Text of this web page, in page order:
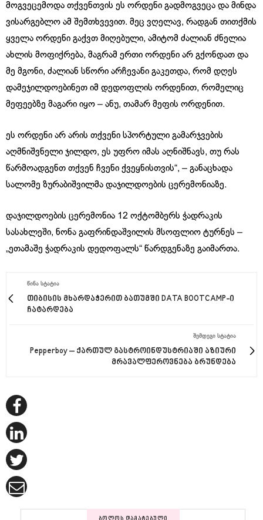
მოგვეცემოდა თქვენთვის ეს ორდენი გადმოგვეცა და მინდა
ვისარგებლო ამ შემთხვევით. მეც ვღელავ, რადგან თითქმის
ყველა ორდენი გაქვთ მიღებული, ამიტომ ძალიან ძნელია
ახლის მოფიქრება, მაგრამ ერთი ორდენი არ გქონდათ და
მე მგონი, ძალიან სწორი არჩევანი გაკეთდა, რომ დღეს
დამეჯილდოებინეთ იმ დედოფლის ორდენით, რომელიც
მეფეებზე მაგარი იყო – ანუ, თამარ მეფის ორდენით.
ეს ორდენი არ არის თქვენი სპორტული გამარჯვების
აღმნიშვნელი ჯილდო, ეს უფრო იმას აღნიშნავს, თუ რას
წარმოადგენთ თქვენ ჩვენი ქვეყნისთვის“, – განაცხადა
სალომე ზურაბიშვილმა დაჯილდოების ცერემონიაზე.
დაჯილდოების ცერემონია 12 ოქტომბერს ჭადრაკის
სასახლეში, ნონა გაფრინდაშვილის მსოფლიო ტურნეს –
„ეთამაშე ჭადრაკის დედოფალს“ წარდგენაზე გაიმართა.
ᲬᲘᲜᲐ ᲡᲢᲐᲢᲘᲐ
თიბისის მხარდაჭერით ბათუმში DATA BOOTCAMP-ი
ჩატარდება
ᲨᲔᲛᲓᲔᲒᲘ ᲡᲢᲐᲢᲘᲐ
Pepperboy – ქართულ გასტროინდუსტრიაში აზიური
მრავალფეროვნება ბრუნდება